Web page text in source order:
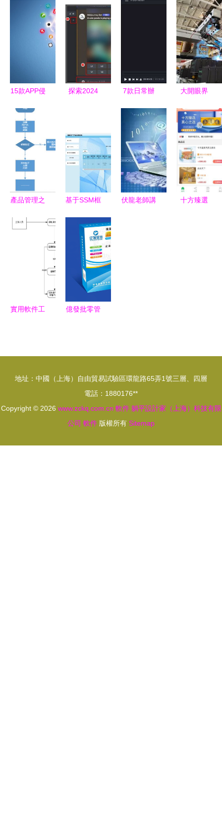
15款APP侵
被通報 逾
期不整改將
面臨下架處
理
探索2024
7款日常辦
件，用了就
再也離不開
了
大開眼界
車間“火力
全開”的軟
件引擎
產品管理之
龍果到大使
基于SSM框
廠產品分揀
系統設計與
實現
伏龍老師講
十方臻選
實用軟件工
億發批零管
地址：中國（上海）自由貿易試驗區環龍路65弄1號三層、四層
電話：1880176**
Copyright © 2026 www.zckq.com.cn 軟件 躺平設計家（上海）科技有限
公司 軟件 版權所有 Sitemap